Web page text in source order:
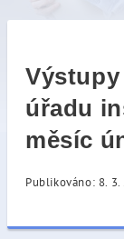
úřadu
měsíc
Publikováno: 8. 3.